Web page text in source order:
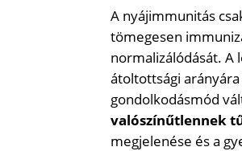
A nyájimmunitás
tömegesen
normalizálódását. A
átoltottsági
gondolkodásmód
valószínűtlennek
megjelenése és a